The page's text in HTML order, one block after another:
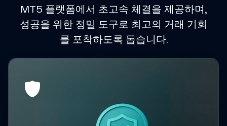
MT5 플랫폼에서 초고속 체결을 제공하며,
성공을 위한 정밀 도구로 최고의 거래 기회
를 포착하도록 돕습니다.